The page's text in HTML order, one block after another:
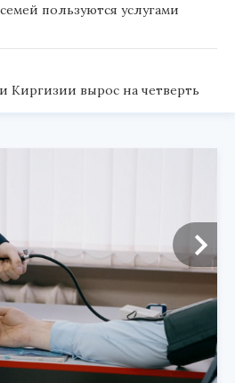
пользуются услугами
Киргизии вырос на четверть